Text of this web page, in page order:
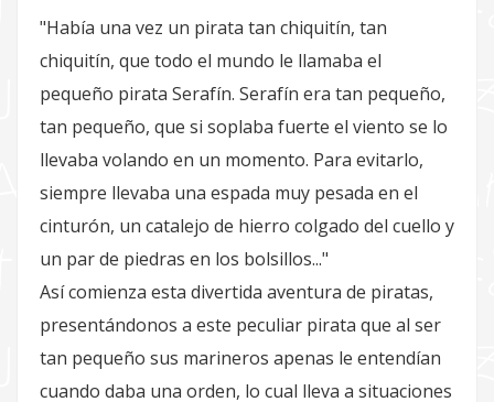
"Había una vez un pirata tan chiquitín, tan
chiquitín, que todo el mundo le llamaba el
pequeño pirata Serafín. Serafín era tan pequeño,
tan pequeño, que si soplaba fuerte el viento se lo
llevaba volando en un momento. Para evitarlo,
siempre llevaba una espada muy pesada en el
cinturón, un catalejo de hierro colgado del cuello y
un par de piedras en los bolsillos..."
Así comienza esta divertida aventura de piratas,
presentándonos a este peculiar pirata que al ser
tan pequeño sus marineros apenas le entendían
cuando daba una orden, lo cual lleva a situaciones